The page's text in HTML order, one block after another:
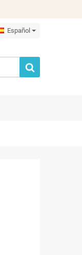
Español